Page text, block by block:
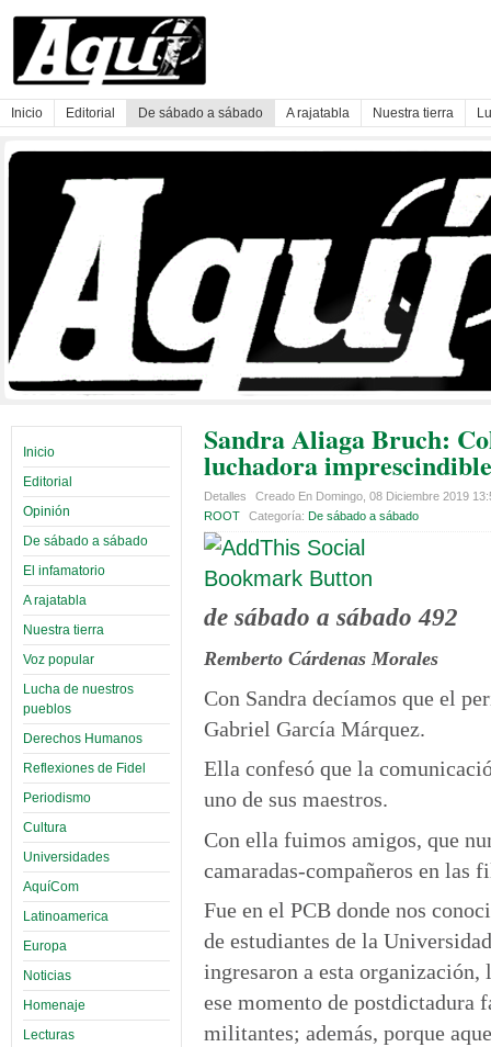
Inicio Editorial De sábado a sábado A rajatabla Nuestra tierra
Inicio
Editorial
Opinión
De sábado a sábado
El infamatorio
A rajatabla
Nuestra tierra
Voz popular
Lucha de nuestros
pueblos
Derechos Humanos
Reflexiones de Fidel
Periodismo
Cultura
Universidades
AquíCom
Latinoamerica
Europa
Noticias
Homenaje
Lecturas
Sandra Aliaga Bruch:
luchadora imprescindible
Detalles
Creado En Domingo, 08 Diciembre 2019
ROOT
Categoría: De sábado a sábado
de sábado a sábado 492
Remberto Cárdenas Morales
Con Sandra decíamos que el
Gabriel García Márquez.
Ella confesó que la
uno de sus maestros.
Con ella fuimos amigos, que
camaradas-compañeros en las
Fue en el PCB donde nos
de estudiantes de la
ingresaron a esta
ese momento de postdictadura
militantes; además, porque